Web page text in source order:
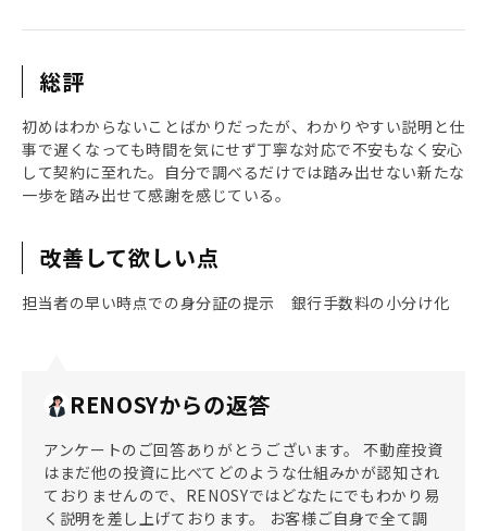
総評
初めはわからないことばかりだったが、わかりやすい説明と仕
事で遅くなっても時間を気にせず丁寧な対応で不安もなく安心
して契約に至れた。自分で調べるだけでは踏み出せない新たな
一歩を踏み出せて感謝を感じている。
改善して欲しい点
担当者の早い時点での身分証の提示 銀行手数料の小分け化
RENOSYからの返答
アンケートのご回答ありがとうございます。 不動産投資
はまだ他の投資に比べてどのような仕組みかが認知され
ておりませんので、RENOSYではどなたにでもわかり易
く説明を差し上げております。 お客様ご自身で全て調